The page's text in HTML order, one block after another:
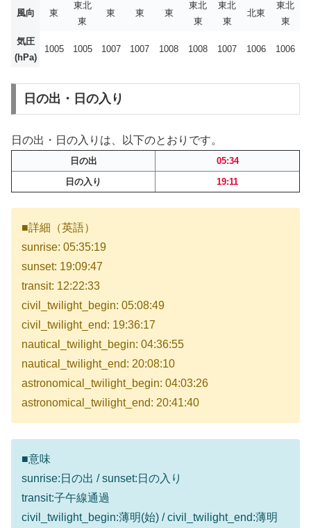
風向 東
東北
東
東 東 東
東北
東
東北
東
北東
東北
東
気圧
(hPa)
1005 1005 1007 1007 1008 1008 1007 1006 1006
日の出・日の入り
日の出・日の入りは、以下のとおりです。
日の出
05:34
日の入り
19:11
■詳細（英語）
sunrise: 05:35:19
sunset: 19:09:47
transit: 12:22:33
civil_twilight_begin: 05:08:49
civil_twilight_end: 19:36:17
nautical_twilight_begin: 04:36:55
nautical_twilight_end: 20:08:10
astronomical_twilight_begin: 04:03:26
astronomical_twilight_end: 20:41:40
■意味
sunrise:日の出 / sunset:日の入り
transit:子午線通過
civil_twilight_begin:薄明(始) / civil_twilight_end:薄明